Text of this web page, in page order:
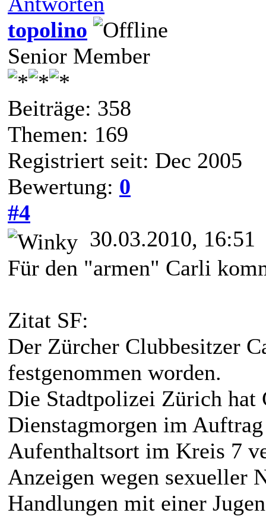
topolino
Senior Member
Beiträge: 358
Themen: 169
Registriert seit: Dec 2005
Bewertung: 0
#4
30.03.2010, 16:51
Für den "armen" Carli
Zitat SF:
Der Zürcher Clubbesitzer
festgenommen worden.
Die Stadtpolizei Zürich hat
Dienstagmorgen im
Aufenthaltsort im Kreis 7
Anzeigen wegen sexueller
Handlungen mit einer